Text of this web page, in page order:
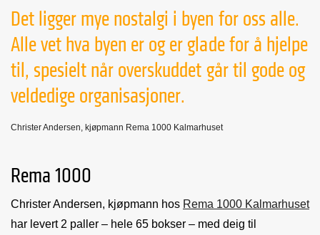
Det ligger mye nostalgi i byen for oss alle.
Alle vet hva byen er og er glade for å hjelpe
til, spesielt når overskuddet går til gode og
veldedige organisasjoner.
Christer Andersen, kjøpmann Rema 1000 Kalmarhuset
Rema 1000
Christer Andersen, kjøpmann hos Rema 1000 Kalmarhuset
har levert 2 paller – hele 65 bokser – med deig til